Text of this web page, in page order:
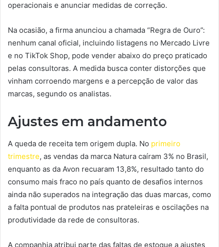
operacionais e anunciar medidas de correção.
Na ocasião, a firma anunciou a chamada “Regra de Ouro”:
nenhum canal oficial, incluindo listagens no Mercado Livre
e no TikTok Shop, pode vender abaixo do preço praticado
pelas consultoras. A medida busca conter distorções que
vinham corroendo margens e a percepção de valor das
marcas, segundo os analistas.
Ajustes em andamento
A queda de receita tem origem dupla. No primeiro
trimestre, as vendas da marca Natura caíram 3% no Brasil,
enquanto as da Avon recuaram 13,8%, resultado tanto do
consumo mais fraco no país quanto de desafios internos
ainda não superados na integração das duas marcas, como
a falta pontual de produtos nas prateleiras e oscilações na
produtividade da rede de consultoras.
A companhia atribui parte das faltas de estoque a ajustes